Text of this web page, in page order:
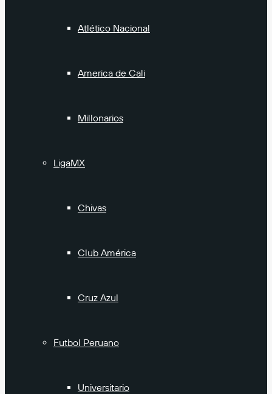
Atlético Nacional
America de Cali
Millonarios
LigaMX
Chivas
Club América
Cruz Azul
Futbol Peruano
Universitario